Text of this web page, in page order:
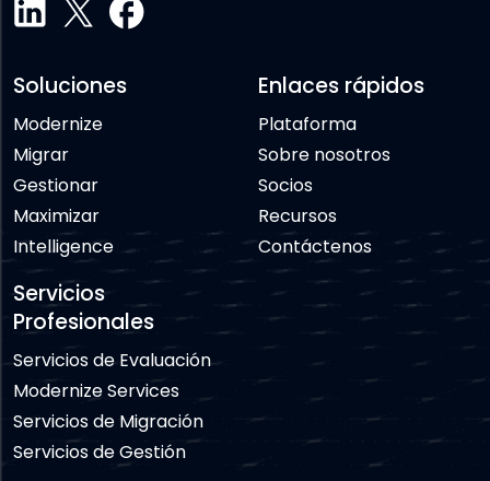
Soluciones
Modernize
Migrar
Gestionar
Maximizar
Intelligence
Servicios
Profesionales
Servicios de Evaluación
Modernize Services
Servicios de Migración
Servicios de Gestión
Enlaces rápidos
Plataforma
Sobre nosotros
Socios
Recursos
Contáctenos